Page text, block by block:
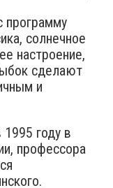
программу
солнечное
настроение,
сделают
и
году в
профессора